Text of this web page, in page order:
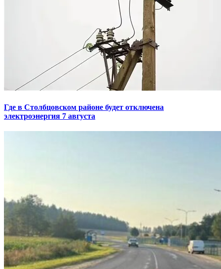
Где в Столбцовском районе будет отключена
электроэнергия 7 августа